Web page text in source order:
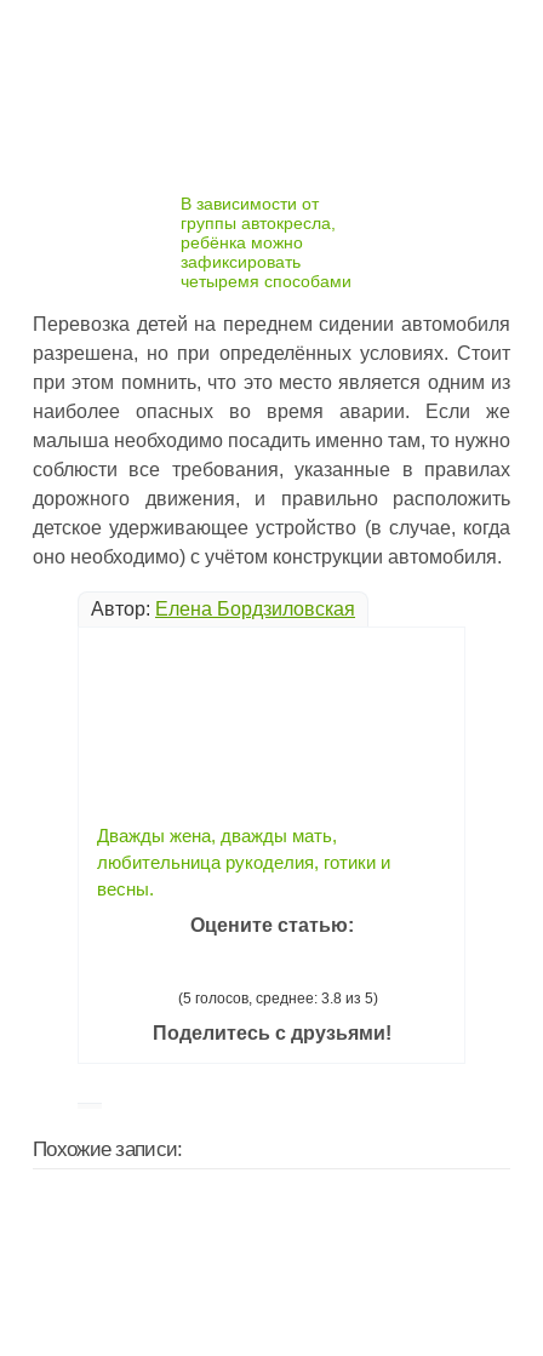
В зависимости от
группы автокресла,
ребёнка можно
зафиксировать
четыремя способами
Перевозка детей на переднем сидении автомобиля
разрешена, но при определённых условиях. Стоит
при этом помнить, что это место является одним из
наиболее опасных во время аварии. Если же
малыша необходимо посадить именно там, то нужно
соблюсти все требования, указанные в правилах
дорожного движения, и правильно расположить
детское удерживающее устройство (в случае, когда
оно необходимо) с учётом конструкции автомобиля.
Автор: Елена Бордзиловская
Дважды жена, дважды мать,
любительница рукоделия, готики и
весны.
Оцените статью:
(5 голосов, среднее: 3.8 из 5)
Поделитесь с друзьями!
Похожие записи: